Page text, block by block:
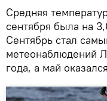
Средняя
сентября была на
Сентябрь стал
метеонаблюдений
года, а май